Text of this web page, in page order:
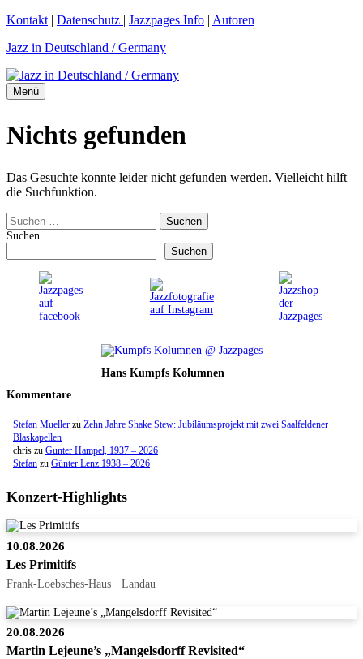
Zum
springen
Kontakt | Datenschutz | Jazzpages Info | Autoren
Jazz in Deutschland / Germany
Menü
Nichts gefunden
Das Gesuchte konnte leider nicht gefunden werden. Vielleicht hilft
die Suchfunktion.
Suchen
nach:
Suchen
Suchen
Hans Kumpfs Kolumnen
Kommentare
Stefan Mueller zu Zehn Jahre Shake Stew: Jubiläumsprojekt mit zwei Saalfeldener
Blaskapellen
chris zu Gunter Hampel, 1937 – 2026
Stefan zu Günter Lenz 1938 – 2026
Konzert-Highlights
10.08.2026
Les Primitifs
Frank-Loebsches-Haus · Landau
20.08.2026
Martin Lejeune’s „Mangelsdorff Revisited“